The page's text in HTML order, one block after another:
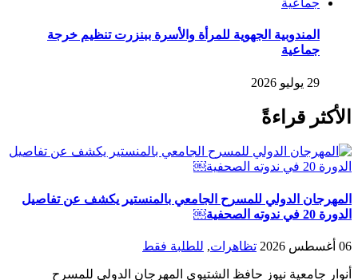
المندوبية الجهوية للمرأة والأسرة ببنزرت تنظيم خرجة
جماعية
29 يوليو 2026
الأكثر قراءةً
المهرجان الدولي للمسرح الجامعي بالمنستير يكشف عن تفاصيل
الدورة 20 في ندوته الصحفية￼
06 أغسطس 2026 تظاهرات, للطلبة فقط
أنوار جامعية نيوز حافظ الشتيوي المهرجان الدولي للمسرح